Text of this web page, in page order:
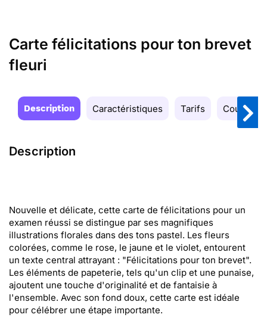
Carte félicitations pour ton brevet
fleuri
Description Caractéristiques Tarifs Couleurs
Description
Nouvelle et délicate, cette carte de félicitations pour un
examen réussi se distingue par ses magnifiques
illustrations florales dans des tons pastel. Les fleurs
colorées, comme le rose, le jaune et le violet, entourent
un texte central attrayant : "Félicitations pour ton brevet".
Les éléments de papeterie, tels qu'un clip et une punaise,
ajoutent une touche d'originalité et de fantaisie à
l'ensemble. Avec son fond doux, cette carte est idéale
pour célébrer une étape importante.